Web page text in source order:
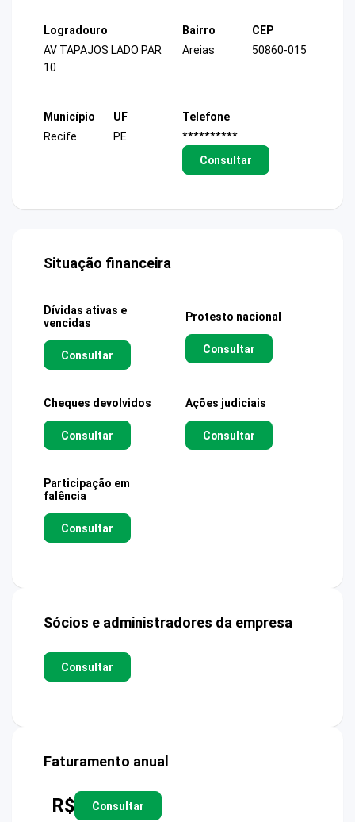
Logradouro
AV TAPAJOS LADO PAR
10
Bairro
Areias
CEP
50860-015
Município
Recife
UF
PE
Telefone
**********
Consultar
Situação financeira
Dívidas ativas e
vencidas
Consultar
Protesto nacional
Consultar
Cheques devolvidos
Consultar
Ações judiciais
Consultar
Participação em
falência
Consultar
Sócios e administradores da empresa
Consultar
Faturamento anual
R$ Consultar